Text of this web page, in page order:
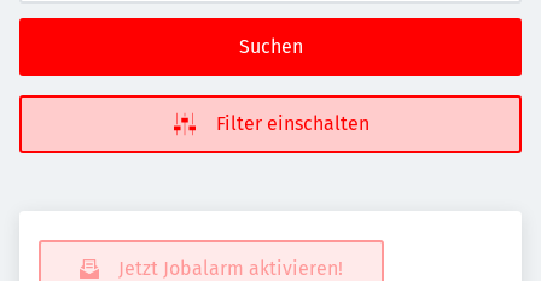
Suchen
Filter einschalten
Jetzt Jobalarm aktivieren!